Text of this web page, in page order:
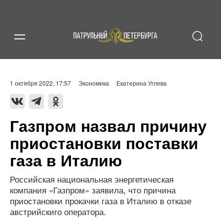
1 октября 2022, 17:57 Экономика Екатерина Углева
Газпром назвал причину
приостановки поставки
газа в Италию
Российская национальная энергетическая
компания «Газпром» заявила, что причина
приостановки прокачки газа в Италию в отказе
австрийскиго оператора.